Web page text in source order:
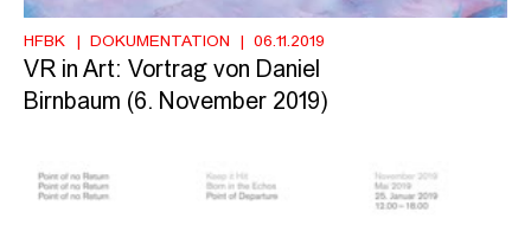
HFBK DOKUMENTATION 06.11.2019
VR in Art: Vortrag von Daniel
Birnbaum (6. November 2019)